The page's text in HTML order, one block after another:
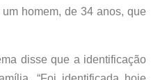
homem, de 34 anos, que
disse que a identificação